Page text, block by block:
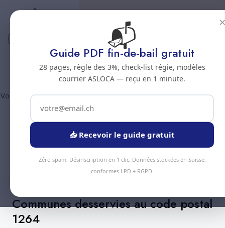
Code postal 1264
Nettoyage professionnel -
Code postal 1264
Vous êtes au code postal1264? Chez Nous Clean intervient dans
la commune de :Saint-Cergue
prestations disponibles, devis gratuit sous 24h.
Devis Instantané +41 78 319 32 82
Communes desservies au code postal
1264
📬
Guide PDF fin-de-bail gratuit
28 pages, règle des 3%, check-list régie, modèles
courrier ASLOCA — reçu en 1 minute.
📥 Recevoir le guide gratuit
Zéro spam. Désinscription en 1 clic. Données stockées en Suisse,
conformes LPD + RGPD.